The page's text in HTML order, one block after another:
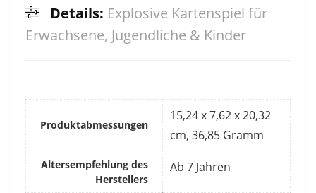
Details: Explosive Kartenspiel für
Erwachsene, Jugendliche & Kinder
Produktabmessungen
‎15,24 x 7,62 x 20,32
cm, 36,85 Gramm
Altersempfehlung des
Herstellers
‎Ab 7 Jahren